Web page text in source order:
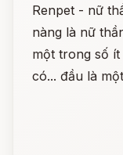
Renpet - nữ
nàng là nữ
một trong số
có... đầu là